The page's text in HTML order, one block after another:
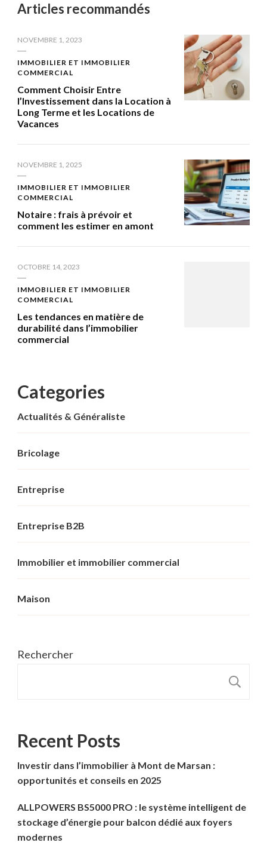
Articles recommandés
NOVEMBRE 1, 2023
IMMOBILIER ET IMMOBILIER
COMMERCIAL
Comment Choisir Entre
l’Investissement dans la Location à
Long Terme et les Locations de
Vacances
NOVEMBRE 1, 2025
IMMOBILIER ET IMMOBILIER
COMMERCIAL
Notaire : frais à prévoir et
comment les estimer en amont
OCTOBRE 14, 2023
IMMOBILIER ET IMMOBILIER
COMMERCIAL
Les tendances en matière de
durabilité dans l’immobilier
commercial
Categories
Actualités & Généraliste
Bricolage
Entreprise
Entreprise B2B
Immobilier et immobilier commercial
Maison
Rechercher
Recent Posts
Investir dans l’immobilier à Mont de Marsan :
opportunités et conseils en 2025
ALLPOWERS BS5000 PRO : le système intelligent de
stockage d’énergie pour balcon dédié aux foyers
modernes